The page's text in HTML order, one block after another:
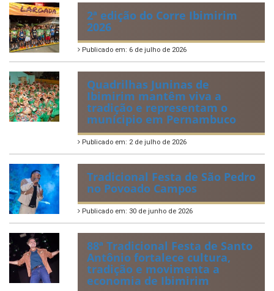
2ª edição do Corre Ibimirim
2026
Publicado em: 6 de julho de 2026
Quadrilhas Juninas de
Ibimirim mantêm viva a
tradição e representam o
munícipio em Pernambuco
Publicado em: 2 de julho de 2026
Tradicional Festa de São Pedro
no Povoado Campos
Publicado em: 30 de junho de 2026
88ª Tradicional Festa de Santo
Antônio fortalece cultura,
tradição e movimenta a
economia de Ibimirim